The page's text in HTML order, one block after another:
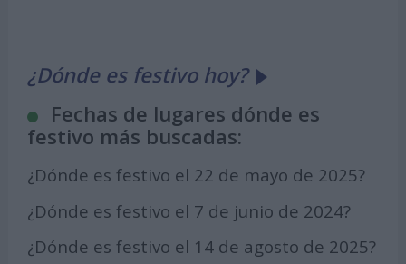
¿Dónde es festivo hoy?
Fechas de lugares dónde es
festivo más buscadas:
¿Dónde es festivo el 22 de mayo de 2025?
¿Dónde es festivo el 7 de junio de 2024?
¿Dónde es festivo el 14 de agosto de 2025?